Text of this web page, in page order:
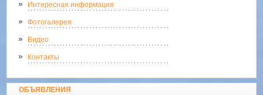
Интересная информация
Фотогалерея
Видео
Контакты
ОБЪЯВЛЕНИЯ